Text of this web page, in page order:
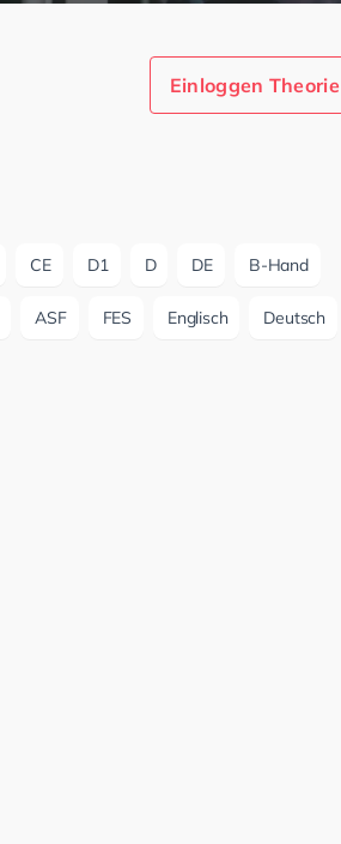
Einloggen Theorie
CE D1 D DE B-Hand
ASF FES Englisch Deutsch